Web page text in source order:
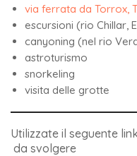
via ferrata da Torrox,
escursioni (rio Chillar,
canyoning (nel rio
astroturismo
snorkeling
visita delle grotte
Utilizzate il seguente
da svolgere